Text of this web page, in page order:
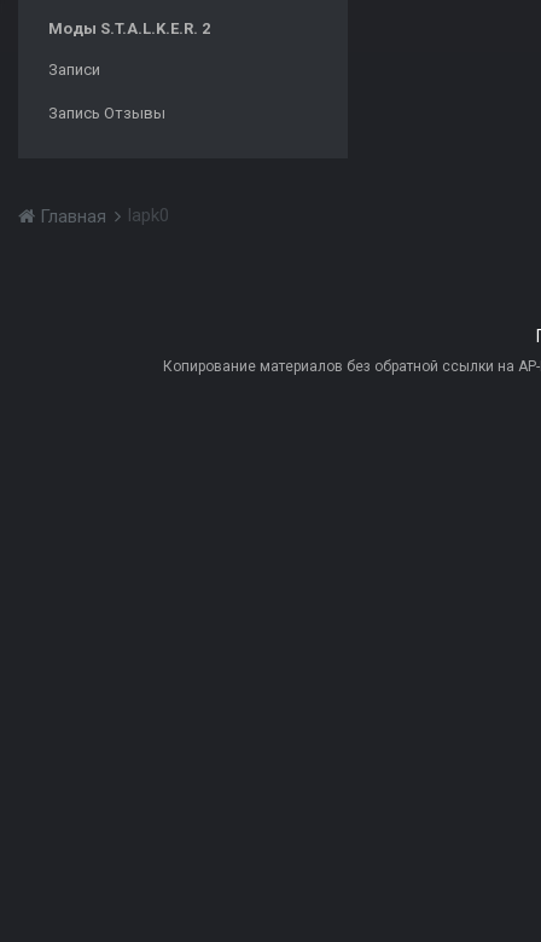
Моды S.T.A.L.K.E.R. 2
Записи
Запись Отзывы
Главная lapk0
Копирование материалов без обратной ссылки на